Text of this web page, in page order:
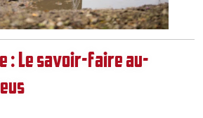
: Le savoir-faire au-